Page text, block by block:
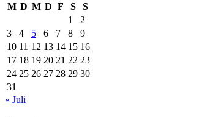
M D M D F S
S
1
2
3
4 5 6 7 8
9
10 11 12 13 14 15 16
17 18 19 20 21 22 23
24 25 26 27 28 29 30
31
« Juli